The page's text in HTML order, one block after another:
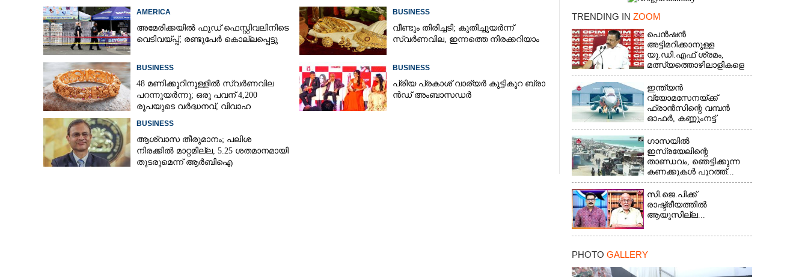
AMERICA
അമേരിക്കയിൽ ഫുഡ് ഫെസ്റ്റിവലിനിടെ
വെടിവയ്‌പ്പ്; രണ്ടുപേർ കൊല്ലപ്പെട്ടു
BUSINESS
വീണ്ടും തിരിച്ചടി; കുതിച്ചുയർന്ന്
സ്വർണവില, ഇന്നത്തെ നിരക്കറിയാം
BUSINESS
48 മണിക്കൂറിനുള്ളിൽ സ്വർണവില
പറന്നുയർന്നു; ഒരു പവന് 4,200
രൂപയുടെ വർദ്ധനവ്, വിവാഹ
BUSINESS
പ്രി​യ​ ​പ്ര​കാ​ശ് ​വാ​ര്യർ കു​ട്ടി​കൂ​റ​ ​ ബ്രാ​
ൻ​ഡ് ​അം​ബാ​സ​ഡ​ർ
BUSINESS
ആശ്വാസ തീരുമാനം; പലിശ
നിരക്കിൽ മാറ്റമില്ല, 5.25 ശതമാനമായി
തുടരുമെന്ന് ആർബിഐ
TRENDING IN ZOOM
പെൻഷൻ
അട്ടിമറിക്കാനുള്ള
യു.ഡി.എഫ് ശ്രമം,
മത്സ്യത്തൊഴിലാളികളെ
സംരക്ഷിക്കണം...
ഇന്ത്യൻ
വ്യോമസേനയ്ക്ക്
ഫ്രാൻസിന്റെ വമ്പൻ
ഓഫർ, കണ്ണുംനട്ട്
ഇന്ത്യ...
ഗാസയിൽ
ഇസ്രയേലിന്റെ
താണ്ഡവം, ഞെട്ടിക്കുന്ന
കണക്കുകൾ പുറത്ത്...
സി.ജെ.പിക്ക്
രാഷ്ട്രീയത്തിൽ
ആയുസില്ല...
PHOTO GALLERY
നാവികസേനയുടെ 'വജ്രായുധം'...